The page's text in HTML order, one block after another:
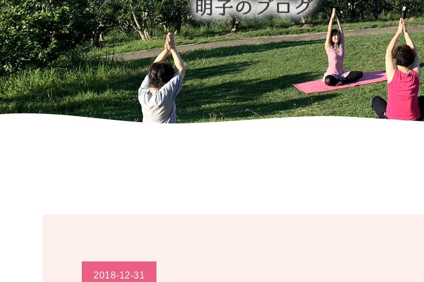
2018-12-31